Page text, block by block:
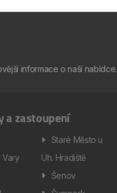
informace o naší nabídce.
a zastoupení
Vary
Staré Město u
Uh. Hradiště
Šenov